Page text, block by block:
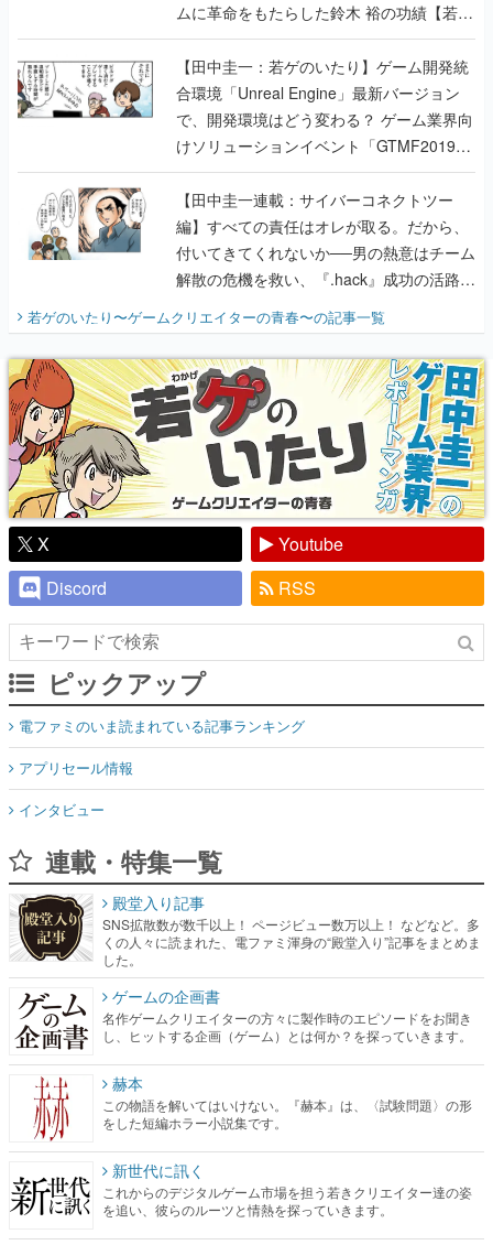
ムに革命をもたらした鈴木 裕の功績【若ゲ
のいたり】
【田中圭一：若ゲのいたり】ゲーム開発統
合環境「Unreal Engine」最新バージョン
で、開発環境はどう変わる？ ゲーム業界向
けソリューションイベント「GTMF2019」
に行って、より理解を深めよう【PR】
【田中圭一連載：サイバーコネクトツー
編】すべての責任はオレが取る。だから、
付いてきてくれないか──男の熱意はチーム
解散の危機を救い、『.hack』成功の活路を
開く。業界の快男児・松山 洋に流れる血は
『少年ジャンプ』色だった【若ゲのいた
り】
若ゲのいたり〜ゲームクリエイターの青春〜の記事一覧
X
Youtube
Discord
RSS
ピックアップ
電ファミのいま読まれている記事ランキング
アプリセール情報
インタビュー
連載・特集一覧
殿堂入り記事
SNS拡散数が数千以上！ ページビュー数万以上！ などなど。多
くの人々に読まれた、電ファミ渾身の“殿堂入り”記事をまとめま
した。
ゲームの企画書
名作ゲームクリエイターの方々に製作時のエピソードをお聞き
し、ヒットする企画（ゲーム）とは何か？を探っていきます。
赫本
この物語を解いてはいけない。『赫本』は、〈試験問題〉の形
をした短編ホラー小説集です。
新世代に訊く
これからのデジタルゲーム市場を担う若きクリエイター達の姿
を追い、彼らのルーツと情熱を探っていきます。